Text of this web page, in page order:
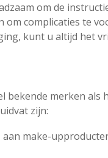
om de
complicaties te
kunt u altijd het
bekende merken als
zijn:
aan make-